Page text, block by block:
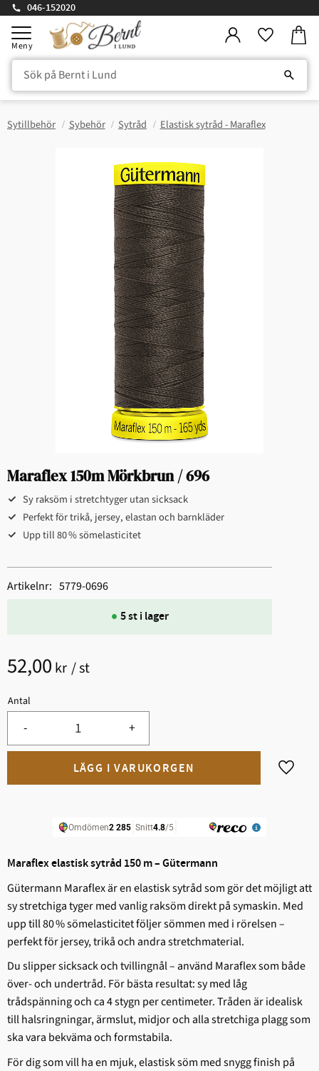
Meny
046-152020
Sytillbehör Sybehör Sytråd Elastisk sytråd - Maraflex
Maraflex 150m Mörkbrun / 696
Sy raksöm i stretchtyger utan sicksack
Perfekt för trikå, jersey, elastan och barnkläder
Upp till 80 % sömelasticitet
52,00 kr /st
Antal
+
-
Lägg
5 st i lager
Artikelnr 5779-0696
Maraflex elastisk sytråd 150 m – Gütermann
Gütermann Maraflex är en elastisk sytråd som gör det möjligt att
sy stretchiga tyger med vanlig raksöm direkt på symaskin. Med
upp till 80 % sömelasticitet följer sömmen med i rörelsen –
perfekt för jersey, trikå och andra stretchmaterial.
Du slipper sicksack och tvillingnål – använd Maraflex som både
över- och undertråd. För bästa resultat: sy med låg
trådspänning och ca 4 stygn per centimeter. Tråden är idealisk
till halsringningar, ärmslut, midjor och alla stretchiga plagg som
ska vara bekväma och formstabila.
För dig som vill ha en mjuk, elastisk söm med snygg finish på